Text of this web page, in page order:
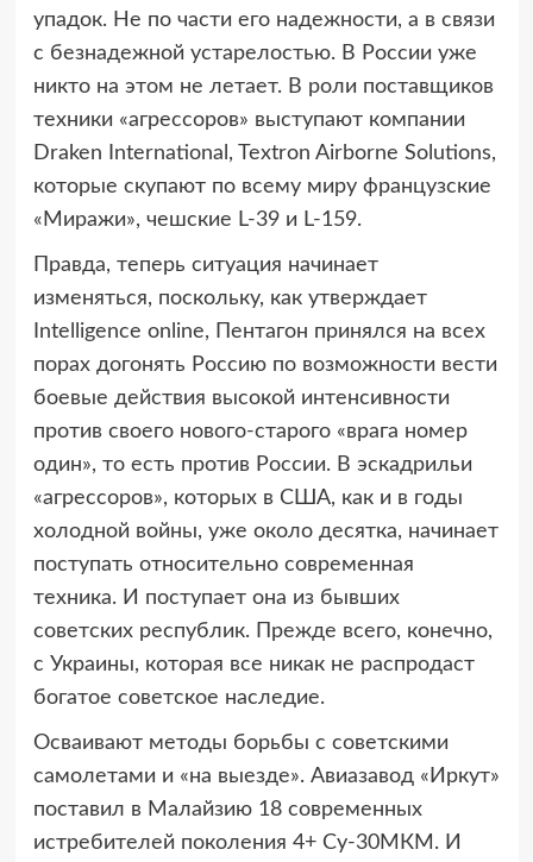
упадок. Не по части его надежности, а в связи
с безнадежной устарелостью. В России уже
никто на этом не летает. В роли поставщиков
техники «агрессоров» выступают компании
Draken International, Textron Airborne Solutions,
которые скупают по всему миру французские
«Миражи», чешские L-39 и L-159.
Правда, теперь ситуация начинает
изменяться, поскольку, как утверждает
Intelligence online, Пентагон принялся на всех
порах догонять Россию по возможности вести
боевые действия высокой интенсивности
против своего нового-старого «врага номер
один», то есть против России. В эскадрильи
«агрессоров», которых в США, как и в годы
холодной войны, уже около десятка, начинает
поступать относительно современная
техника. И поступает она из бывших
советских республик. Прежде всего, конечно,
с Украины, которая все никак не распродаст
богатое советское наследие.
Осваивают методы борьбы с советскими
самолетами и «на выезде». Авиазавод «Иркут»
поставил в Малайзию 18 современных
истребителей поколения 4+ Су-30МКМ. И